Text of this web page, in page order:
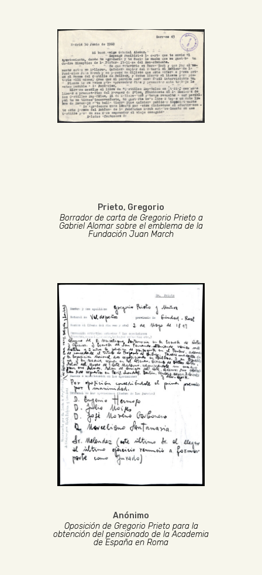
Prieto, Gregorio
Borrador de carta de Gregorio Prieto a
Gabriel Alomar sobre el emblema de la
Fundación Juan March
Anónimo
Oposición de Gregorio Prieto para la
obtención del pensionado de la Academia
de España en Roma